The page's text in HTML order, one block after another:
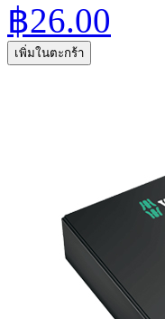
฿26.00
เพิ่มในตะกร้า